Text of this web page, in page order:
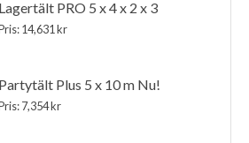
Lagertält PRO 5 x 4 x 2 x 3
14,631 kr
Partytält Plus 5 x 10 m Nu!
7,354 kr